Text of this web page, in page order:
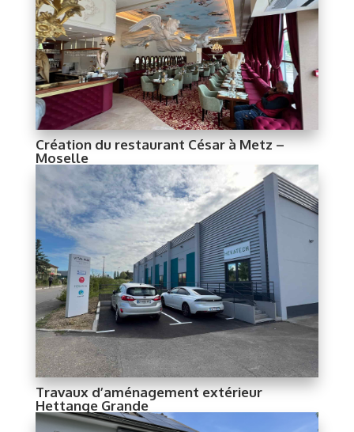
Création du restaurant César à Metz –
Moselle
Travaux d’aménagement extérieur
Hettange Grande